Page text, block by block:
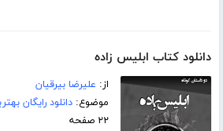
دانلود کتاب ابلیس زاده
از: علیرضا بیرقیان
موضوع:دانلود رایگان
۲۲ صفحه